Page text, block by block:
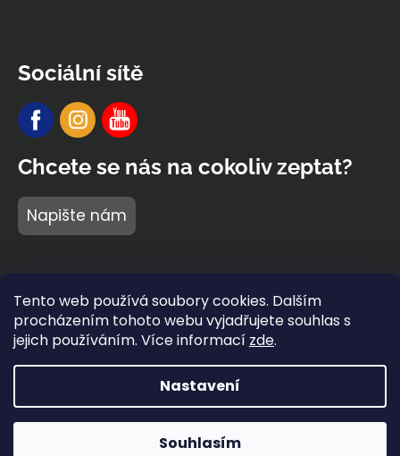
Tento web používá soubory cookies. Dalším
procházením tohoto webu vyjadřujete souhlas s
jejich používáním. Více informací zde.
Nastavení
Souhlasím
Sociální sítě
Chcete se nás na cokoliv zeptat?
Napište nám
Vytvořil Shoptet Premium
BARIDI wear®. Všechna práva vyhrazena.